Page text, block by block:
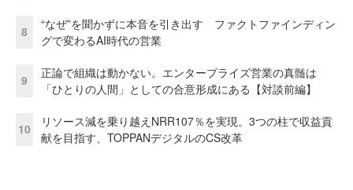
8
“なぜ”を聞かずに本音を引き出す ファクトファインディン
グで変わるAI時代の営業
9
正論で組織は動かない。エンタープライズ営業の真髄は
「ひとりの人間」としての合意形成にある【対談前編】
10
リソース減を乗り越えNRR107％を実現。3つの柱で収益貢
献を目指す、TOPPANデジタルのCS改革